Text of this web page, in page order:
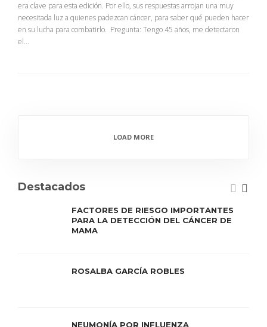
era clave para esta edición. Por ello, sus respuestas arrojan una muy
necesitada luz a quienes padezcan cáncer, para saber qué pueden hacer
en su lucha para combatirlo. Pregunta: Tengo 45 años, me detectaron
el...
LOAD MORE
Destacados
FACTORES DE RIESGO IMPORTANTES
PARA LA DETECCIÓN DEL CÁNCER DE
MAMA
ROSALBA GARCÍA ROBLES
NEUMONÍA POR INFLUENZA